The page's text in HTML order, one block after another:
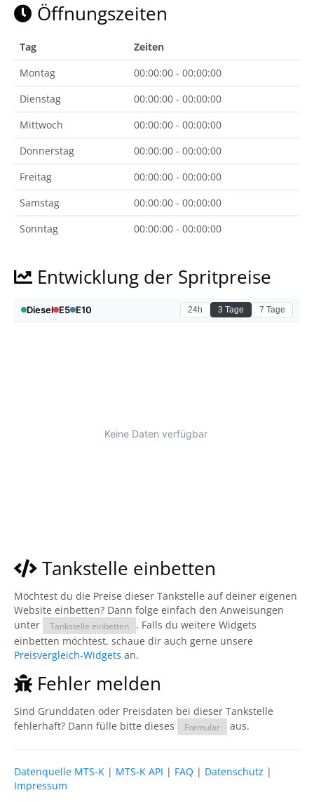
Öffnungszeiten
Tag
Zeiten
Montag
00:00:00 - 00:00:00
Dienstag
00:00:00 - 00:00:00
Mittwoch
00:00:00 - 00:00:00
Donnerstag
00:00:00 - 00:00:00
Freitag
00:00:00 - 00:00:00
Samstag
00:00:00 - 00:00:00
Sonntag
00:00:00 - 00:00:00
Entwicklung der Spritpreise
Tankstelle einbetten
Möchtest du die Preise dieser Tankstelle auf deiner eigenen
Website einbetten? Dann folge einfach den Anweisungen
unter
Tankstelle einbetten
. Falls du weitere Widgets
einbetten möchtest, schaue dir auch gerne unsere
Preisvergleich-Widgets an.
Fehler melden
Sind Grunddaten oder Preisdaten bei dieser Tankstelle
fehlerhaft? Dann fülle bitte dieses
Formular aus.
Datenquelle MTS-K | MTS-K API | FAQ | Datenschutz |
Impressum